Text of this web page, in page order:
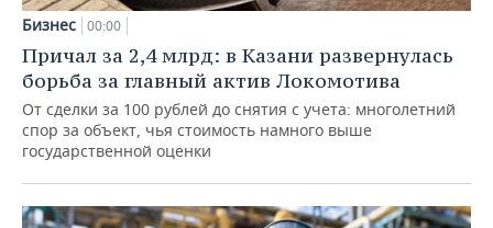
Бизнес 00:00
Причал за 2,4 млрд: в Казани развернулась
борьба за главный актив Локомотива
От сделки за 100 рублей до снятия с учета: многолетний
спор за объект, чья стоимость намного выше
государственной оценки